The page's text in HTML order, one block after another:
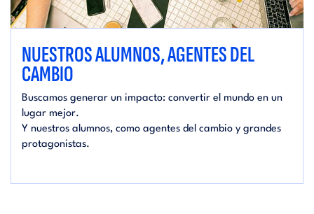
NUESTROS ALUMNOS, AGENTES DEL
CAMBIO
Buscamos generar un impacto: convertir el mundo en un
lugar mejor.
Y nuestros alumnos, como agentes del cambio y grandes
protagonistas.